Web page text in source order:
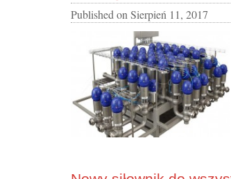
Published on Sierpień 11, 2017